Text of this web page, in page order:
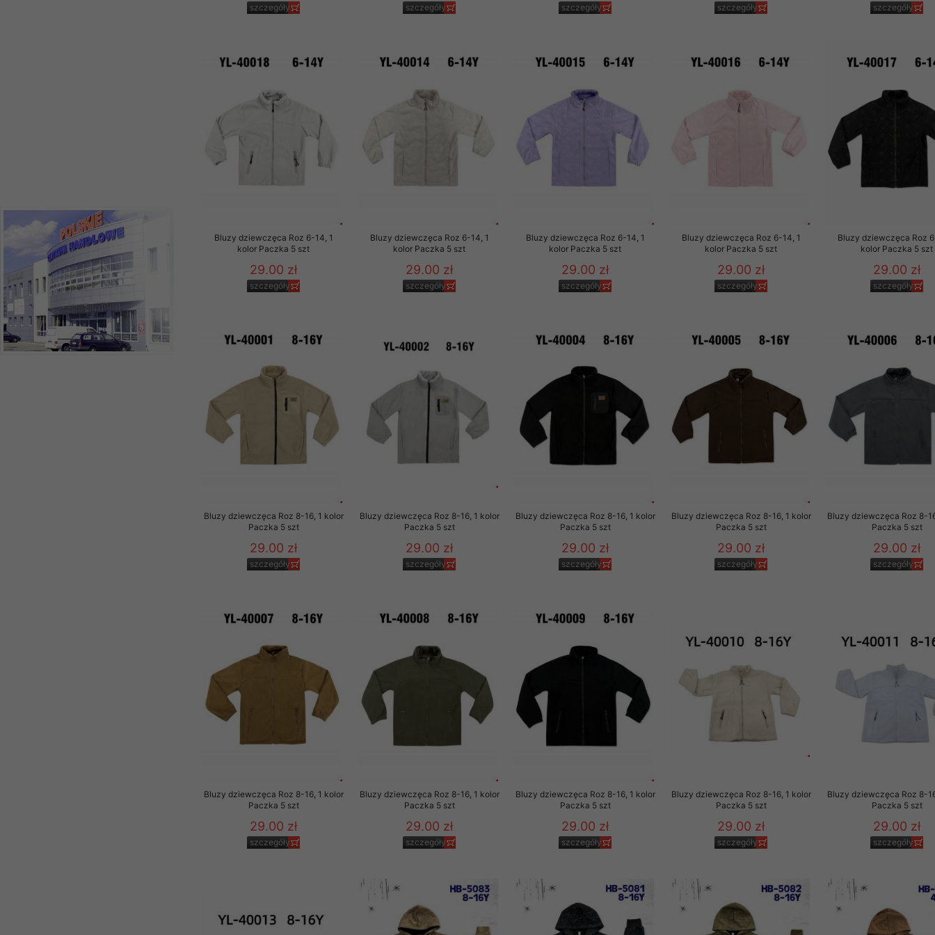
szczegóły szczegóły szczegóły szczegóły szczegóły
Bluzy dziewczęca Roz 6-14, 1
kolor Paczka 5 szt
29.00 zł
szczegóły
Bluzy dziewczęca Roz 6-14, 1
kolor Paczka 5 szt
29.00 zł
szczegóły
Bluzy dziewczęca Roz 6-14, 1
kolor Paczka 5 szt
29.00 zł
szczegóły
Bluzy dziewczęca Roz 6-14, 1
kolor Paczka 5 szt
29.00 zł
szczegóły
Bluzy dziewczęca Roz
kolor Paczka 5 szt
29.00 zł
szczegóły
Bluzy dziewczęca Roz 8-16, 1 kolor
Paczka 5 szt
29.00 zł
szczegóły
Bluzy dziewczęca Roz 8-16, 1 kolor
Paczka 5 szt
29.00 zł
szczegóły
Bluzy dziewczęca Roz 8-16, 1 kolor
Paczka 5 szt
29.00 zł
szczegóły
Bluzy dziewczęca Roz 8-16, 1 kolor
Paczka 5 szt
29.00 zł
szczegóły
Bluzy dziewczęca Roz 8-
Paczka 5 szt
29.00 zł
szczegóły
Bluzy dziewczęca Roz 8-16, 1 kolor
Paczka 5 szt
29.00 zł
szczegóły
Bluzy dziewczęca Roz 8-16, 1 kolor
Paczka 5 szt
29.00 zł
szczegóły
Bluzy dziewczęca Roz 8-16, 1 kolor
Paczka 5 szt
29.00 zł
szczegóły
Bluzy dziewczęca Roz 8-16, 1 kolor
Paczka 5 szt
29.00 zł
szczegóły
Bluzy dziewczęca Roz 8-
Paczka 5 szt
29.00 zł
szczegóły